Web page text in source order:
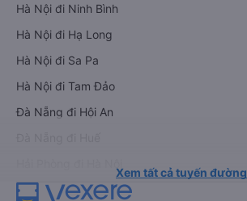
Hà Nội đi Ninh Bình
Hà Nội đi Hạ Long
Hà Nội đi Sa Pa
Hà Nội đi Tam Đảo
Đà Nẵng đi Hội An
Xem tất cả tuyến đường